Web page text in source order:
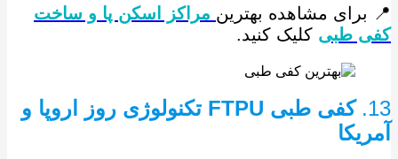
مشاهده بهترین مراکز اسکن پا و ساخت
طبیکلیک کنید.
کفی طبی FTPU تکنولوژی روز اروپا و